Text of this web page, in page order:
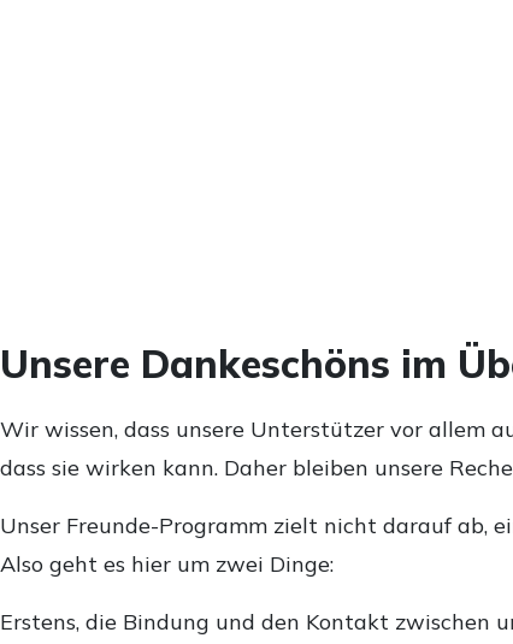
Unsere Dankeschöns im
Wir wissen, dass unsere Unterstützer vor allem
dass sie wirken kann. Daher bleiben unsere
Unser Freunde-Programm zielt nicht darauf ab,
Also geht es hier um zwei Dinge:
Erstens, die Bindung und den Kontakt zwischen